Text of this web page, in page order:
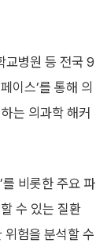
교병원 등 전국 9
이스’를 통해 의
는 의과학 해커
비롯한 주요 파
수 있는 질환
험을 분석할 수